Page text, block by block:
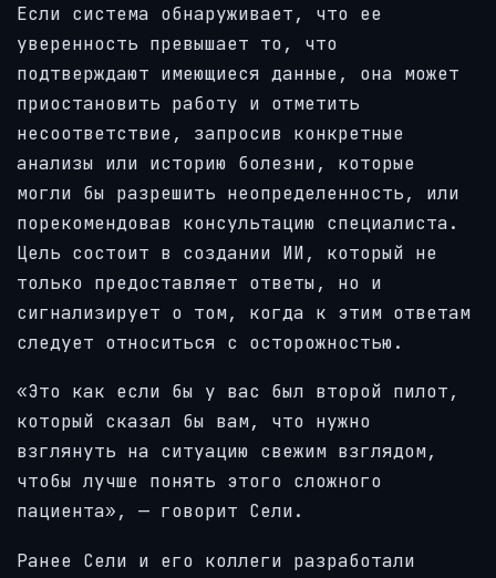
Если система обнаруживает, что ее
уверенность превышает то, что
подтверждают имеющиеся данные, она может
приостановить работу и отметить
несоответствие, запросив конкретные
анализы или историю болезни, которые
могли бы разрешить неопределенность, или
порекомендовав консультацию специалиста.
Цель состоит в создании ИИ, который не
только предоставляет ответы, но и
сигнализирует о том, когда к этим ответам
следует относиться с осторожностью.
«Это как если бы у вас был второй пилот,
который сказал бы вам, что нужно
взглянуть на ситуацию свежим взглядом,
чтобы лучше понять этого сложного
пациента», — говорит Сели.
Ранее Сели и его коллеги разработали